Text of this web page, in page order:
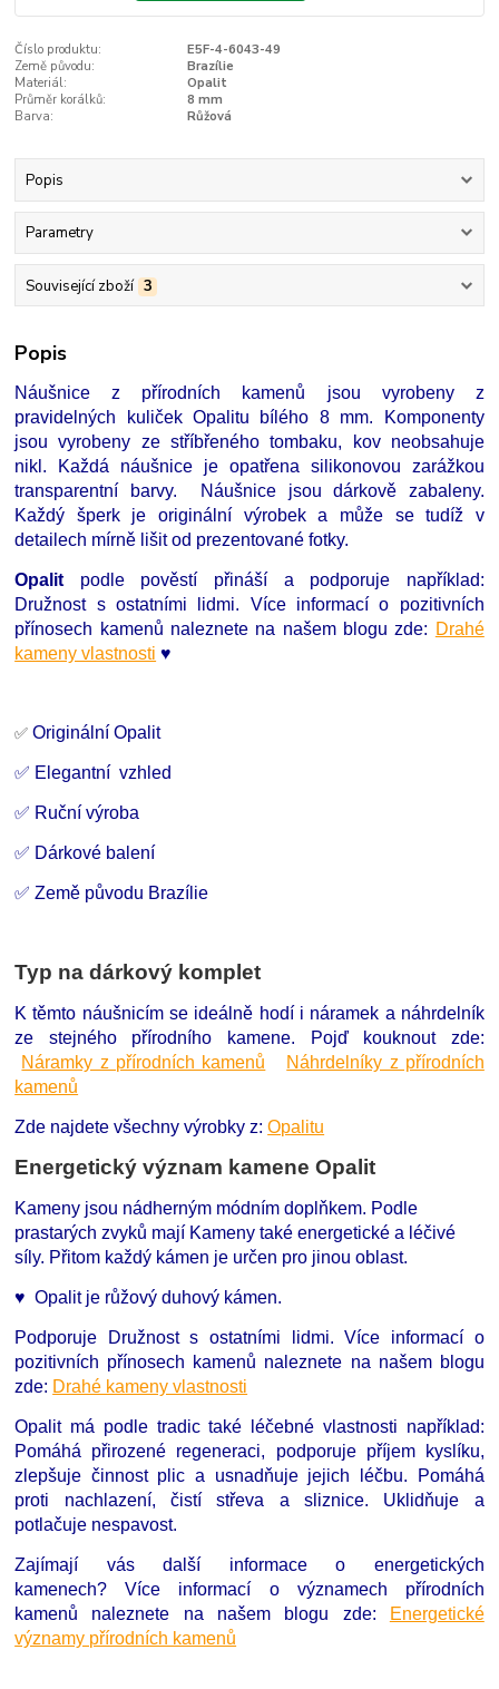
Číslo produktu:
E5F-4-6043-49
Země původu:
Brazílie
Materiál:
Opalit
Průměr korálků:
8 mm
Barva:
Růžová
Popis
Parametry
Související zboží 3
Popis
Náušnice z přírodních kamenů jsou vyrobeny z
pravidelných kuliček Opalitu bílého 8 mm. Komponenty
jsou vyrobeny ze stříbřeného tombaku, kov neobsahuje
nikl. Každá náušnice je opatřena silikonovou zarážkou
transparentní barvy. Náušnice jsou dárkově zabaleny.
Každý šperk je originální výrobek a může se tudíž v
detailech mírně lišit od prezentované fotky.
Opalit podle pověstí přináší a podporuje například:
Družnost s ostatními lidmi. Více informací o pozitivních
přínosech kamenů naleznete na našem blogu zde: Drahé
kameny vlastnosti ♥
✅Originální Opalit
✅ Elegantní vzhled
✅ Ruční výroba
✅ Dárkové balení
✅ Země původu Brazílie
Typ na dárkový komplet
K těmto náušnicím se ideálně hodí i náramek a náhrdelník
ze stejného přírodního kamene. Pojď kouknout zde:
Náramky z přírodních kamenů
Náhrdelníky z přírodních
kamenů
Zde najdete všechny výrobky z:Opalitu
Energetický význam kamene Opalit
Kameny jsou nádherným módním doplňkem. Podle
prastarých zvyků mají Kameny také energetické a léčivé
síly. Přitom každý kámen je určen pro jinou oblast.
♥ Opalit je růžový duhový kámen.
Podporuje Družnost s ostatními lidmi. Více informací o
pozitivních přínosech kamenů naleznete na našem blogu
zde: Drahé kameny vlastnosti
Opalit má podle tradic také léčebné vlastnosti například:
Pomáhá přirozené regeneraci, podporuje příjem kyslíku,
zlepšuje činnost plic a usnadňuje jejich léčbu. Pomáhá
proti nachlazení, čistí střeva a sliznice. Uklidňuje a
potlačuje nespavost.
Zajímají vás další informace o energetických
kamenech?Více informací o významech přírodních
kamenů naleznete na našem blogu zde:
Energetické
významy přírodních kamenů